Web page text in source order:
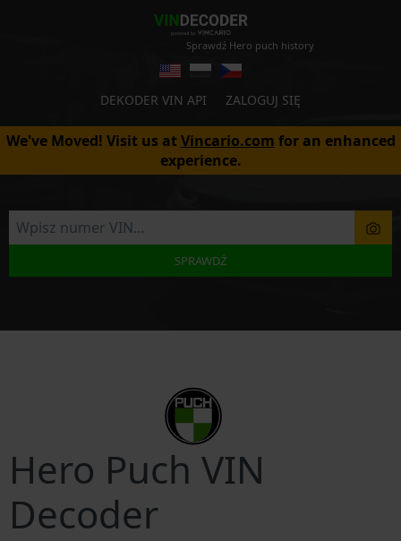
Sprawdź Hero puch history
DEKODER VIN API ZALOGUJ SIĘ
We've Moved! Visit us atVincario.com for an enhanced
experience.
SPRAWDŹ
Hero Puch VIN
Decoder